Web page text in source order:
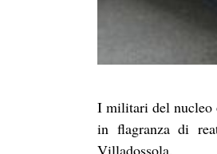
I militari del nucleo
in flagranza di
Villadossola.